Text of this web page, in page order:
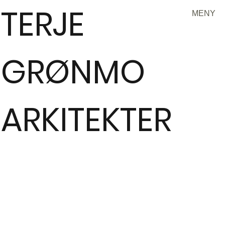
MENY
TERJE
GRØNMO
ARKITEKTER